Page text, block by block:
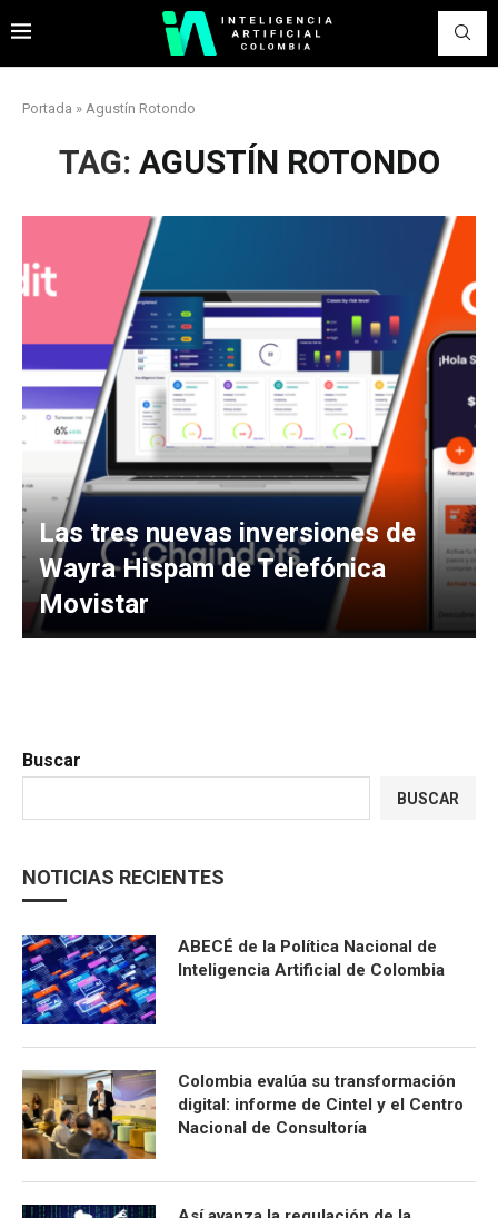
Portada » Agustín Rotondo
TAG: AGUSTÍN ROTONDO
Las tres nuevas inversiones de
Wayra Hispam de Telefónica
Movistar
Buscar
BUSCAR
NOTICIAS RECIENTES
ABECÉ de la Política Nacional de
Inteligencia Artificial de Colombia
Colombia evalúa su transformación
digital: informe de Cintel y el Centro
Nacional de Consultoría